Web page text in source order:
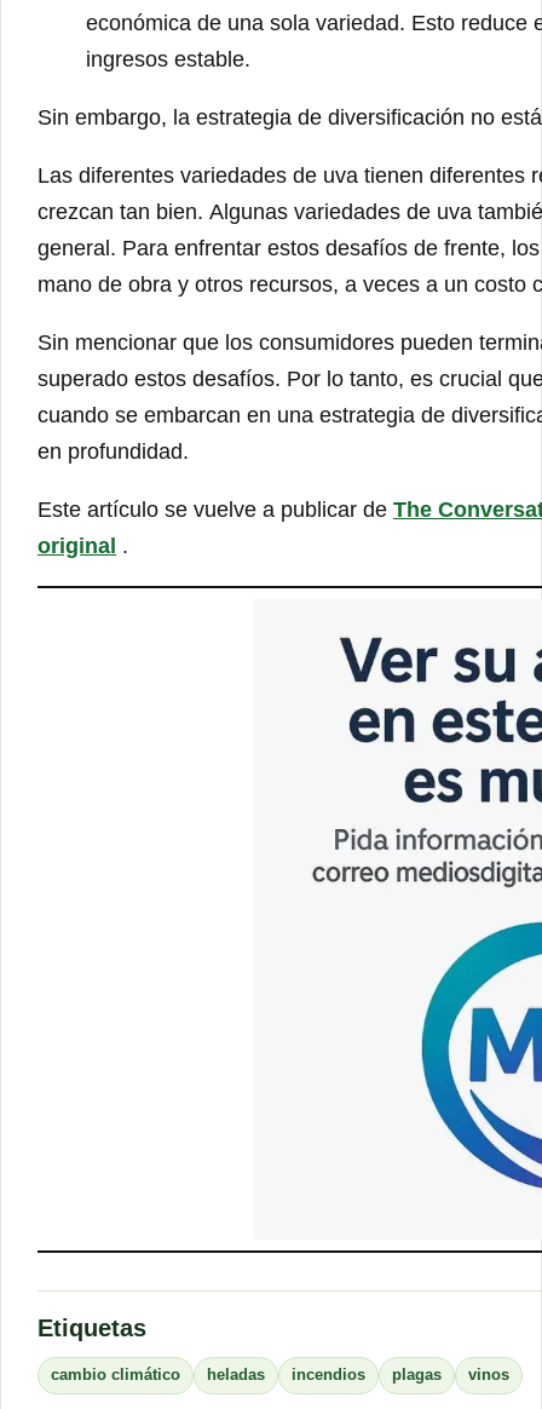
económica de una sola variedad. Esto
ingresos estable.
Sin embargo, la estrategia de diversificación no
Las diferentes variedades de uva tienen diferentes
crezcan tan bien. Algunas variedades de uva
general. Para enfrentar estos desafíos de frente,
mano de obra y otros recursos, a veces a un costo
Sin mencionar que los consumidores pueden
superado estos desafíos. Por lo tanto, es crucial
cuando se embarcan en una estrategia de
en profundidad.
Este artículo se vuelve a publicar de The
original .
Etiquetas
cambio climático heladas incendios plagas vinos